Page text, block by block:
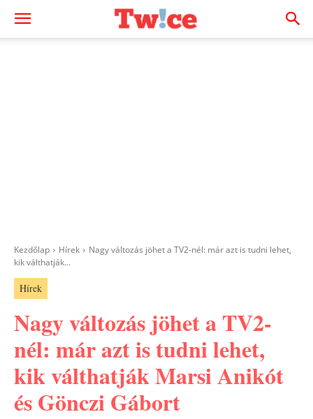
Kezdőlap Hírek
Nagy változás jöhet a TV2-nél: már azt is tudni lehet,
kik válthatják...
Hírek
Nagy változás jöhet a TV2-
nél: már azt is tudni lehet,
kik válthatják Marsi Anikót
és Gönczi Gábort